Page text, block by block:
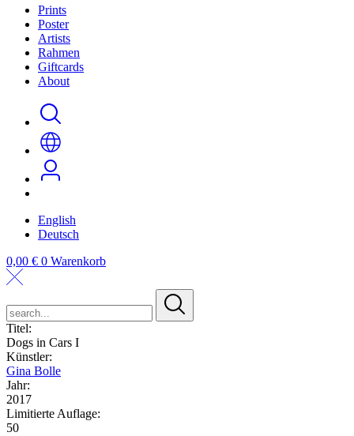
Prints
Poster
Artists
Rahmen
Giftcards
About
English
Deutsch
0,00 € 0 Warenkorb
Titel:
Dogs in Cars I
Künstler:
Gina Bolle
Jahr:
2017
Limitierte Auflage:
50